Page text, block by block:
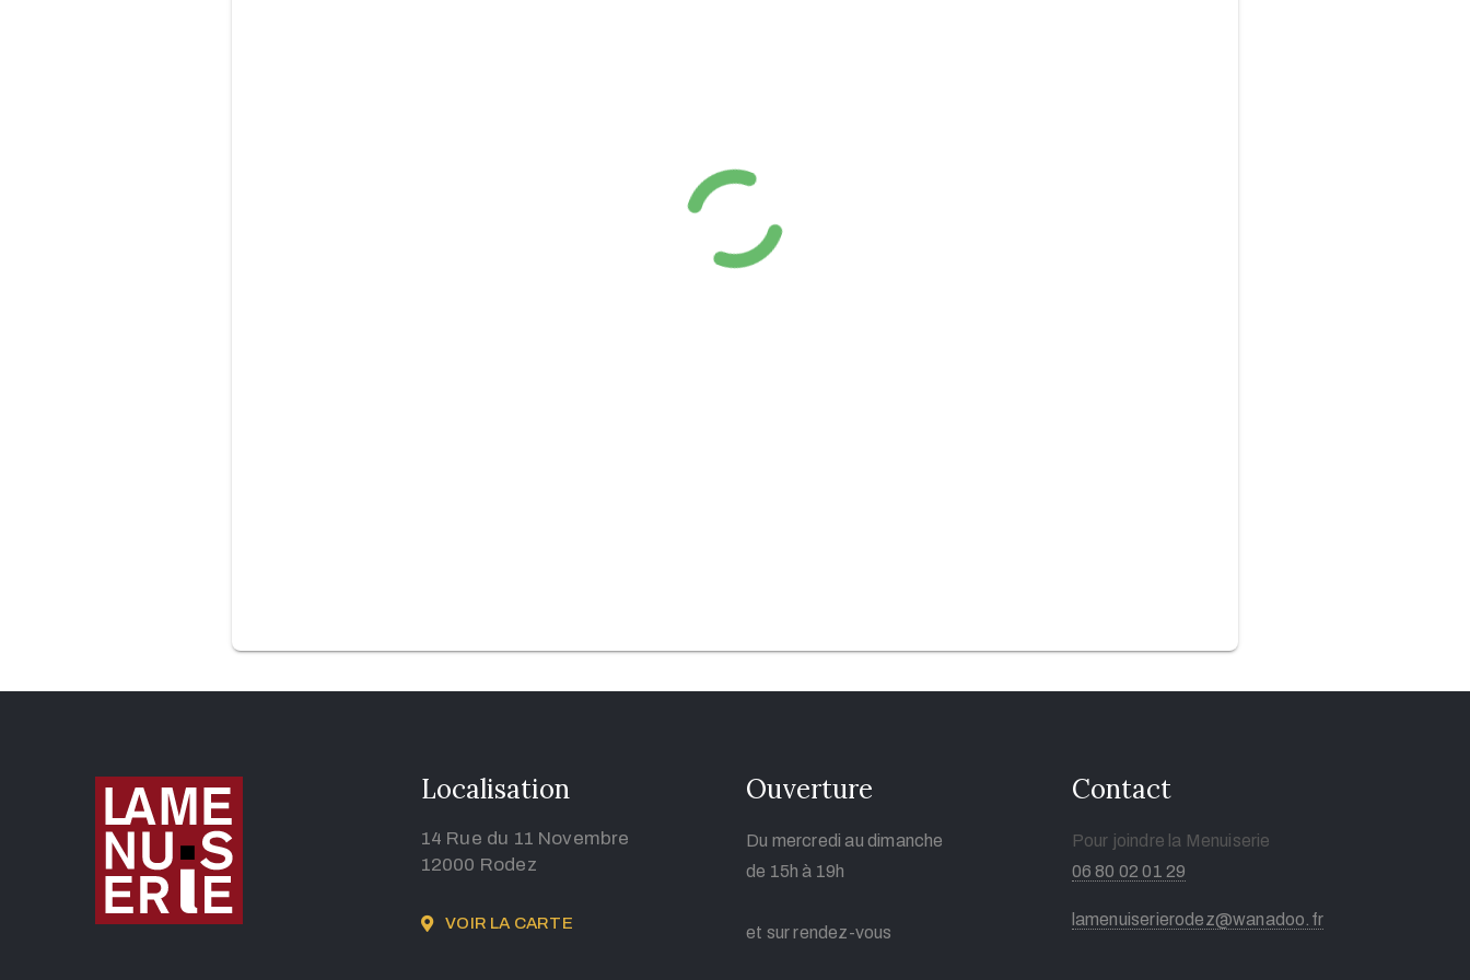
Localisation
14 Rue du 11 Novembre
12000 Rodez
VOIR LA CARTE
Ouverture
Du mercredi au dimanche
de 15h à 19h
et sur rendez-vous
Contact
Pour joindre la Menuiserie
06 80 02 01 29
lamenuiserierodez@wanadoo.fr